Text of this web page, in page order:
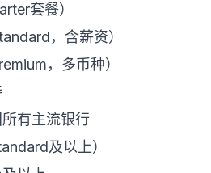
套餐）
，含薪资）
，多币种）
有主流银行
及以上）